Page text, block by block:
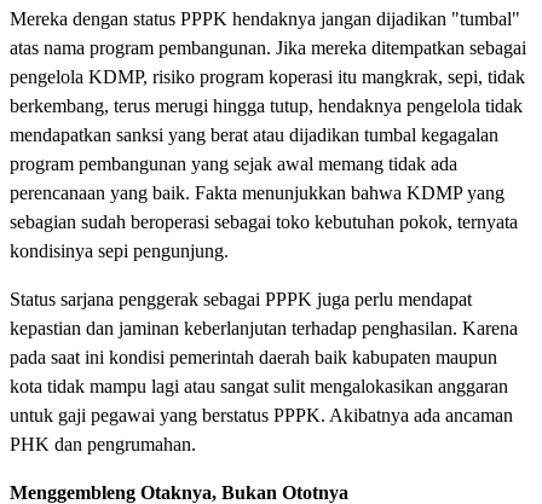
Mereka dengan status PPPK hendaknya jangan dijadikan "tumbal"
atas nama program pembangunan. Jika mereka ditempatkan sebagai
pengelola KDMP, risiko program koperasi itu mangkrak, sepi, tidak
berkembang, terus merugi hingga tutup, hendaknya pengelola tidak
mendapatkan sanksi yang berat atau dijadikan tumbal kegagalan
program pembangunan yang sejak awal memang tidak ada
perencanaan yang baik. Fakta menunjukkan bahwa KDMP yang
sebagian sudah beroperasi sebagai toko kebutuhan pokok, ternyata
kondisinya sepi pengunjung.
Status sarjana penggerak sebagai PPPK juga perlu mendapat
kepastian dan jaminan keberlanjutan terhadap penghasilan. Karena
pada saat ini kondisi pemerintah daerah baik kabupaten maupun
kota tidak mampu lagi atau sangat sulit mengalokasikan anggaran
untuk gaji pegawai yang berstatus PPPK. Akibatnya ada ancaman
PHK dan pengrumahan.
Menggembleng Otaknya, Bukan Ototnya